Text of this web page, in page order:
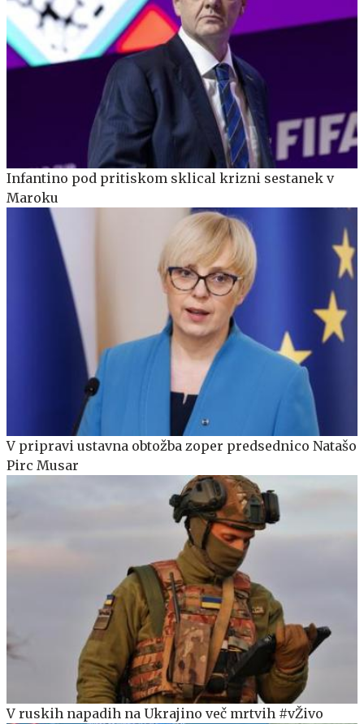
Infantino pod pritiskom sklical krizni sestanek v
Maroku
V pripravi ustavna obtožba zoper predsednico Natašo
Pirc Musar
V ruskih napadih na Ukrajino več mrtvih #vŽivo